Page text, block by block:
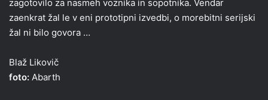
zagotovilo za nasmeh voznika in sopotnika. Vendar
zaenkrat žal le v eni prototipni izvedbi, o morebitni serijski
žal ni bilo govora …
Blaž Likovič
foto: Abarth